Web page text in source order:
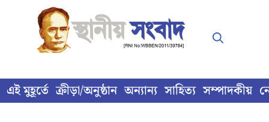
content
এই মুহূর্তে ক্রীড়া/অনুষ্ঠান অন্যান্য সাহিত্য সম্পাদকীয়